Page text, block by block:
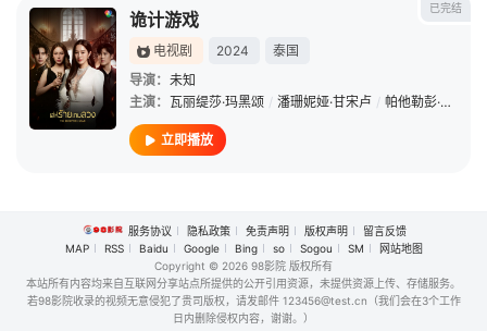
已完结
诡计游戏
电视剧 2024
泰国
导演： 未知
主演： 瓦丽缇莎·玛黑颂 / 潘珊妮娅·甘宋卢 / 帕他勒彭·德浦沃拉侬
立即播放
服务协议 隐私政策 免责声明 版权声明
留言反馈
MAP
RSS Baidu Google Bing so Sogou SM
网站地图
Copyright © 2026 98影院 版权所有
本站所有内容均来自互联网分享站点所提供的公开引用资源，未提供资源上传、存储服务。
若98影院收录的视频无意侵犯了贵司版权，请发邮件 123456@test.cn（我们会在3个工作
日内删除侵权内容，谢谢。）